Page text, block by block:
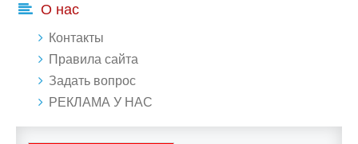
О нас
Контакты
Правила сайта
Задать вопрос
РЕКЛАМА У НАС